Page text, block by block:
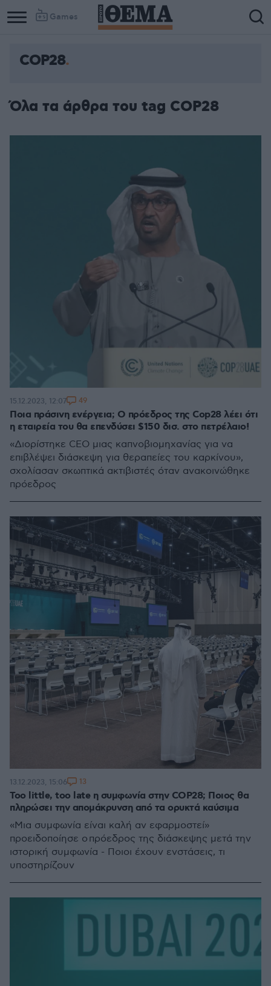
Games
COP28
Όλα τα άρθρα του tag COP28
Ποια πράσινη ενέργεια; Ο πρόεδρος της Cop28 λέει ότι
η εταιρεία του θα επενδύσει $150 δισ. στο πετρέλαιο!
«Διορίστηκε CEO μιας καπνοβιομηχανίας για να
επιβλέψει διάσκεψη για θεραπείες του καρκίνου»,
σχολίασαν σκωπτικά ακτιβιστές όταν ανακοινώθηκε
πρόεδρος
15.12.2023, 12:07 49
Too little, too late η συμφωνία στην COP28; Ποιος θα
πληρώσει την απομάκρυνση από τα ορυκτά καύσιμα
«Μια συμφωνία είναι καλή αν εφαρμοστεί»
προειδοποίησε ο πρόεδρος της διάσκεψης μετά την
ιστορική συμφωνία - Ποιοι έχουν ενστάσεις, τι
υποστηρίζουν
13.12.2023, 15:06 13